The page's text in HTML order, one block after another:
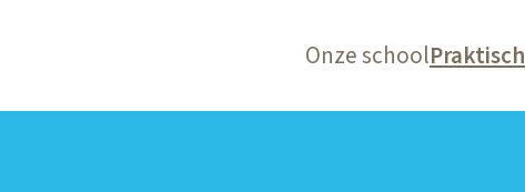
Onze schoolPraktisch